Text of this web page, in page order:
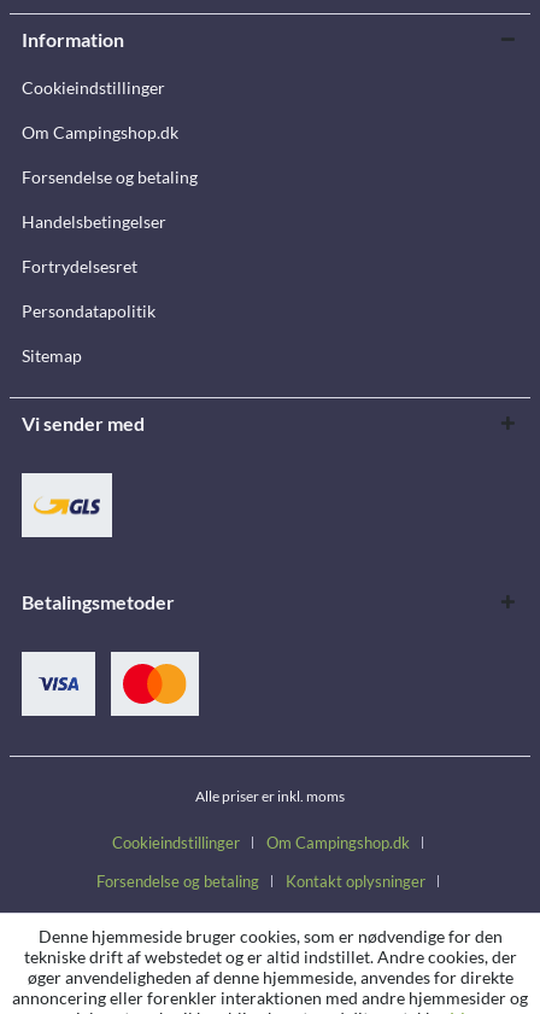
Information
Cookieindstillinger
Om Campingshop.dk
Forsendelse og betaling
Handelsbetingelser
Fortrydelsesret
Persondatapolitik
Sitemap
Vi sender med
Betalingsmetoder
Alle priser er inkl. moms
Cookieindstillinger
Om Campingshop.dk
Forsendelse og betaling
Kontakt oplysninger
Handelsbetingelser
Fortrydelsesret Persondatapolitik
Denne hjemmeside bruger cookies, som er nødvendige for den
tekniske drift af webstedet og er altid indstillet. Andre cookies, der
øger anvendeligheden af denne hjemmeside, anvendes for direkte
annoncering eller forenkler interaktionen med andre hjemmesider og